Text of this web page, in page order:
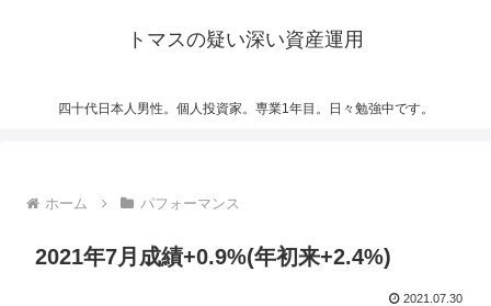
トマスの疑い深い資産運用
四十代日本人男性。個人投資家。専業1年目。日々勉強中です。
ホーム パフォーマンス
2021年7月成績+0.9%(年初来+2.4%)
2021.07.30